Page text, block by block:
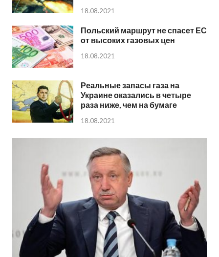
18.08.2021
Польский маршрут не спасет ЕС
от высоких газовых цен
18.08.2021
Реальные запасы газа на
Украине оказались в четыре
раза ниже, чем на бумаге
18.08.2021